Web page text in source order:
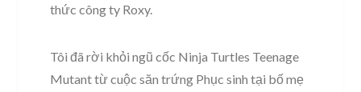
thức công ty Roxy.
Tôi đã rời khỏi ngũ cốc Ninja Turtles Teenage
Mutant từ cuộc săn trứng Phục sinh tại bố mẹ